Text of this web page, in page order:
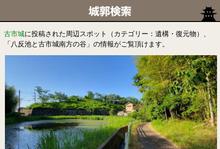
古市城に投稿された周辺スポット（カテゴリー：遺構・復元物）、
「八反池と古市城南方の谷」の情報がご覧頂けます。